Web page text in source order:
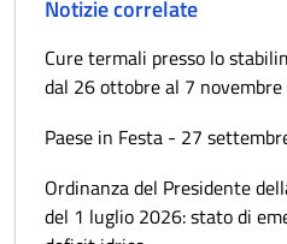
Notizie correlate
Cure termali presso lo
dal 26 ottobre al 7
Paese in Festa - 27
Ordinanza del Presidente
del 1 luglio 2026: stato di